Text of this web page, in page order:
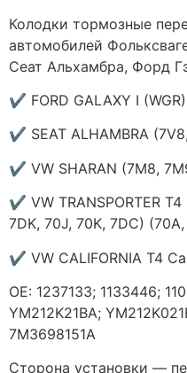
Колодки тормозные
автомобилей
Сеат Альхамбра, Форд
✔ FORD GALAXY I (WGR)
✔ SEAT ALHAMBRA
✔ VW SHARAN (7M8,
✔ VW TRANSPORTER
7DK, 70J, 70K, 7DC)
✔ VW CALIFORNIA T4
ОЕ: 1237133; 1133446;
YM212K21BA;
7M3698151A
Сторона установки —